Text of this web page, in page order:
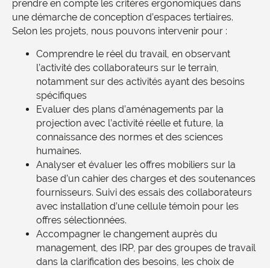
prendre en compte les critères ergonomiques dans
une démarche de conception d’espaces tertiaires.
Selon les projets, nous pouvons intervenir pour :
Comprendre le réel du travail, en observant
l’activité des collaborateurs sur le terrain,
notamment sur des activités ayant des besoins
spécifiques
Evaluer des plans d’aménagements par la
projection avec l’activité réelle et future, la
connaissance des normes et des sciences
humaines.
Analyser et évaluer les offres mobiliers sur la
base d’un cahier des charges et des soutenances
fournisseurs. Suivi des essais des collaborateurs
avec installation d’une cellule témoin pour les
offres sélectionnées.
Accompagner le changement auprès du
management, des IRP, par des groupes de travail
dans la clarification des besoins, les choix de